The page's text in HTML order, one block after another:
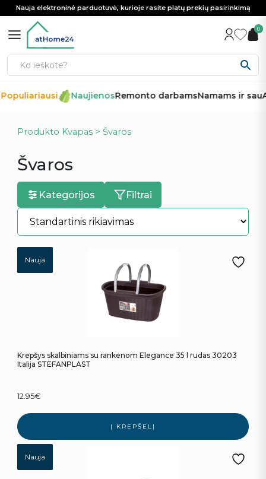
Nauja elektroninė parduotuvė, kurioje rasite platų prekių pasirinkimą
0
NaujienosRemonto darbamsNamams ir sau
Produkto Kvapas > Švaros
Švaros
Kategorijos Filtrai
Nauja
Krepšys skalbiniams su rankenom Elegance 35 l rudas 30203
Italija STEFANPLAST
12.95€
Į KREPŠELĮ
Nauja